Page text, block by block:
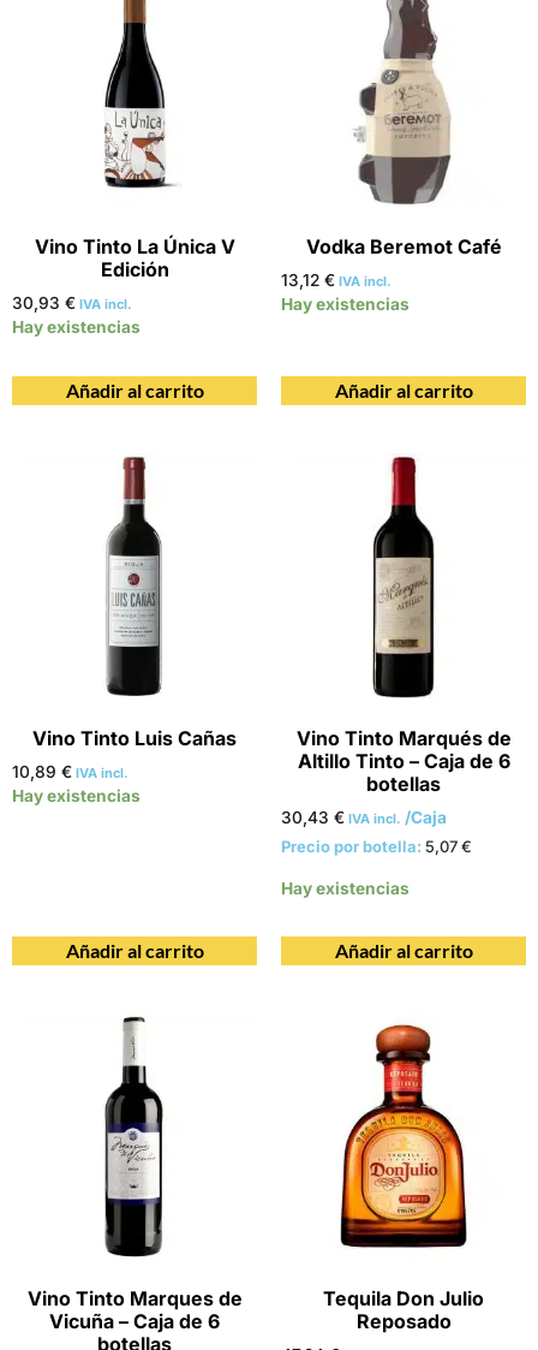
Vino Tinto La Única V
Edición
30,93 € IVA incl.
Hay existencias
Añadir al carrito
Vodka Beremot Café
13,12 € IVA incl.
Hay existencias
Añadir al carrito
Vino Tinto Luis Cañas
10,89 € IVA incl.
Hay existencias
Añadir al carrito
Vino Tinto Marqués de
Altillo Tinto – Caja de 6
botellas
30,43 € IVA incl. /Caja
Precio por botella: 5,07€
Hay existencias
Añadir al carrito
Vino Tinto Marques de
Vicuña – Caja de 6
botellas
Tequila Don Julio
Reposado